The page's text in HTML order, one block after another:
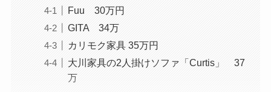
Fuu 30万円
GITA 34万
カリモク家具 35万円
大川家具の2人掛けソファ「Curtis」 37
万